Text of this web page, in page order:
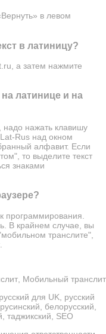
в левом
в латиницу?
а затем нажмите
на латинице и на
надо нажать клавишу
Rus над окном
алфавит. Если
то выделите текст
знаками
программирования.
. В крайнем случае, вы
транслите",
Мобильный транслит
русский для UK
русский
русинский белорусский
таджикский
SEO